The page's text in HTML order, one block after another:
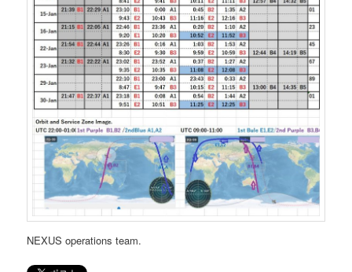
NEXUS operations team.